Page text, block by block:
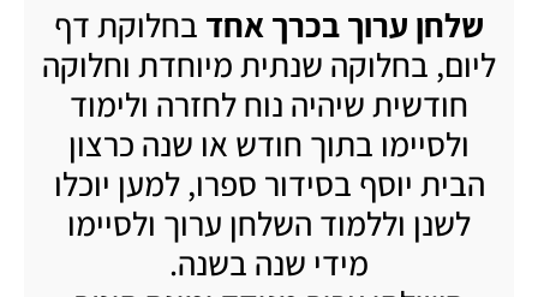
שלחן ערוך בכרך אחד בחלוקת דף
ליום, בחלוקה שנתית מיוחדת וחלוקה
חודשית שיהיה נוח לחזרה ולימוד
ולסיימו בתוך חודש או שנה כרצון
הבית יוסף בסידור ספרו, למען יוכלו
לשנן וללמוד השלחן ערוך ולסיימו
מידי שנה בשנה.